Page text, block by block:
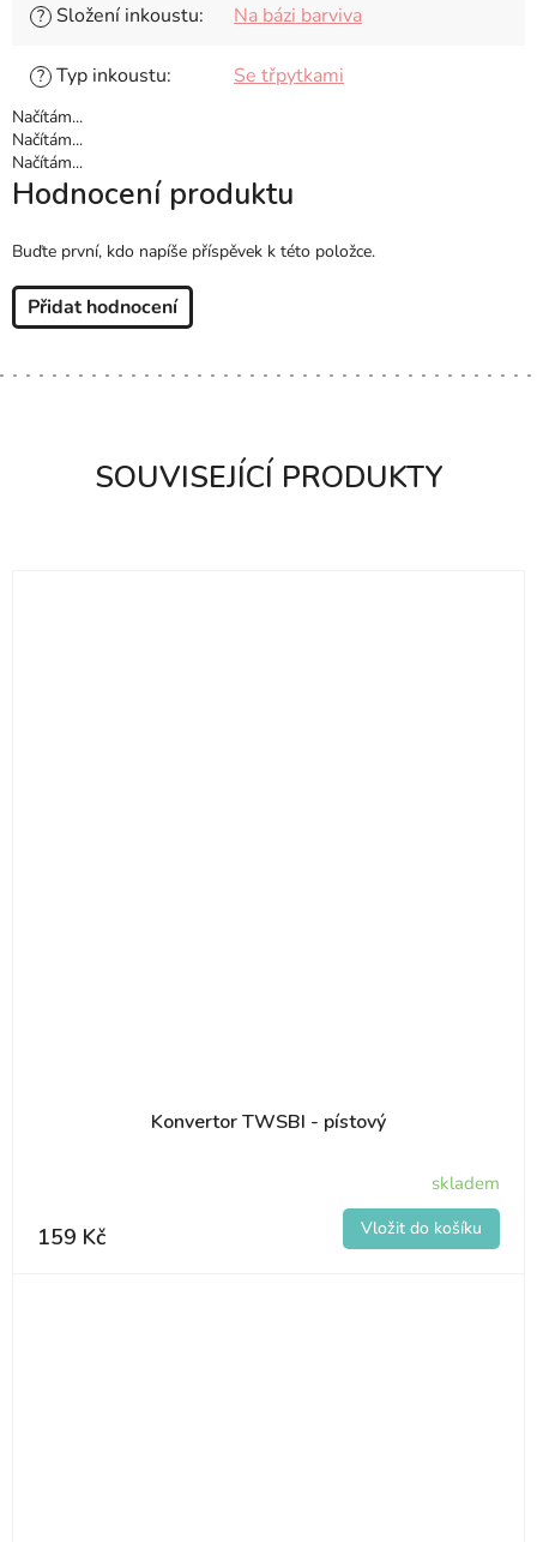
SOUVISEJÍCÍ PRODUKTY
Konvertor TWSBI - pístový
skladem
159 Kč
? Složení inkoustu: Na bázi barviva
? Typ inkoustu: Se třpytkami
Načítám...
Načítám...
Načítám...
Hodnocení produktu
Buďte první, kdo napíše příspěvek k této položce.
Přidat hodnocení